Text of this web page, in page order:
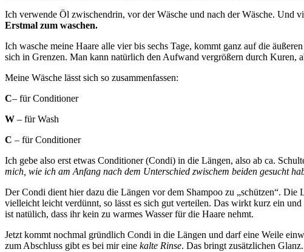
Ich verwende Öl zwischendrin, vor der Wäsche und nach der Wäsche. Und
Erstmal zum waschen.
Ich wasche meine Haare alle vier bis sechs Tage, kommt ganz auf die
sich in Grenzen. Man kann natürlich den Aufwand vergrößern durch Kuren,
Meine Wäsche lässt sich so zusammenfassen:
C– für Conditioner
W – für Wash
C – für Conditioner
Ich gebe also erst etwas Conditioner (Condi) in die Längen, also ab ca.
mich, wie ich am Anfang nach dem Unterschied zwischem beiden gesucht
Der Condi dient hier dazu die Längen vor dem Shampoo zu „schützen“.
vielleicht leicht verdünnt, so lässt es sich gut verteilen. Das wirkt kurz ein
ist natülich, dass ihr kein zu warmes Wasser für die Haare nehmt.
Jetzt kommt nochmal gründlich Condi in die Längen und darf eine Weile
zum Abschluss gibt es bei mir eine kalte Rinse. Das bringt zusätzlichen